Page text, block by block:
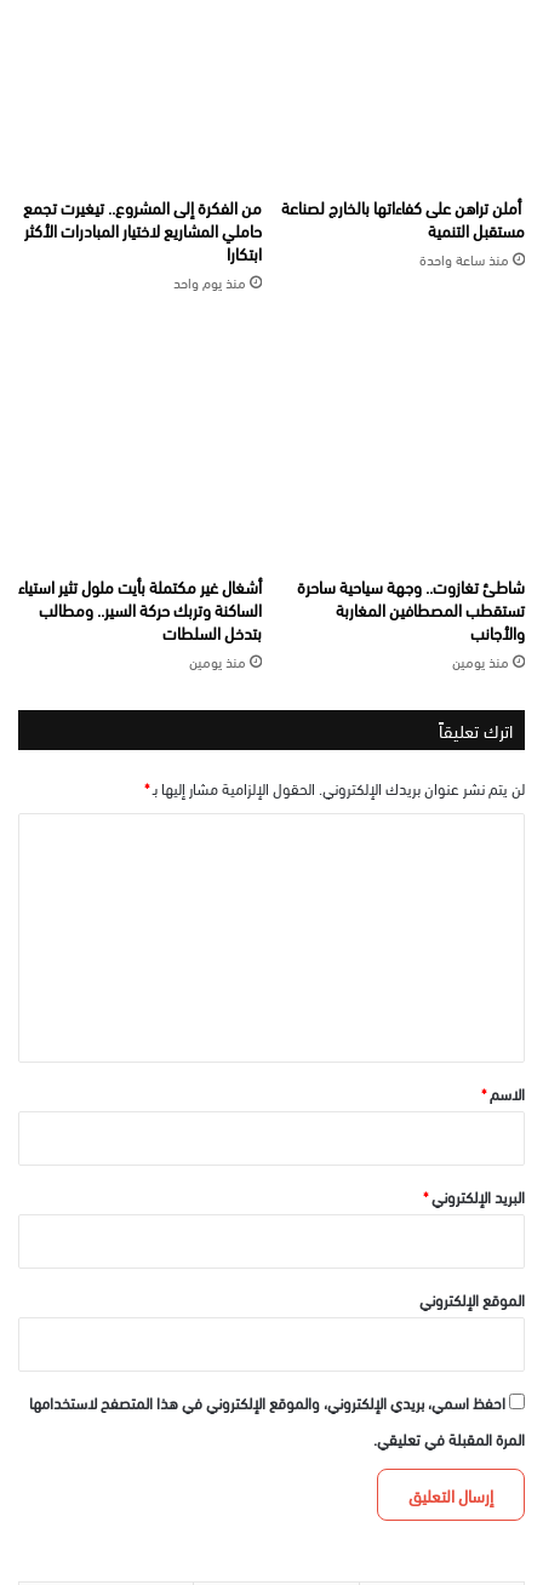
أملن تراهن على كفاءاتها بالخارج لصناعة
مستقبل التنمية
منذ ساعة واحدة
من الفكرة إلى المشروع.. تيغيرت تجمع
حاملي المشاريع لاختيار المبادرات الأكثر
ابتكارا
منذ يوم واحد
شاطئ تغازوت.. وجهة سياحية ساحرة
تستقطب المصطافين المغاربة
والأجانب
منذ يومين
أشغال غير مكتملة بأيت ملول تثير استياء
الساكنة وتربك حركة السير.. ومطالب
بتدخل السلطات
منذ يومين
اترك تعليقاً
لن يتم نشر عنوان بريدك الإلكتروني. الحقول الإلزامية مشار إليها بـ*
*الاسم*
البريد الإلكتروني*
الموقع الإلكتروني
احفظ اسمي، بريدي الإلكتروني، والموقع الإلكتروني في هذا المتصفح لاستخدامها
المرة المقبلة في تعليقي.